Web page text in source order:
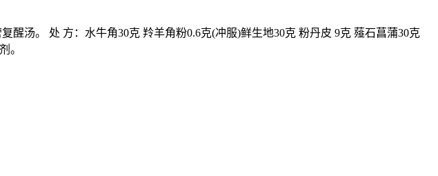
汤。 处 方：水牛角30克 羚羊角粉0.6克(冲服)鲜生地30克 粉丹皮 9克 薤石菖蒲30克
。